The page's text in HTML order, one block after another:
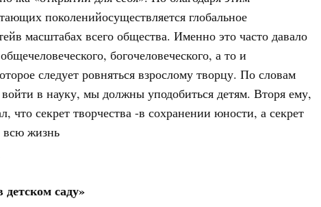
поколенийосуществляется глобальное
масштабах всего общества. Именно это часто давало
богочеловеческого, а то и
следует ровняться взрослому творцу. По словам
в науку, мы должны уподобиться детям. Вторя ему,
секрет творчества -в сохранении юности, а секрет
всю жизнь
саду»